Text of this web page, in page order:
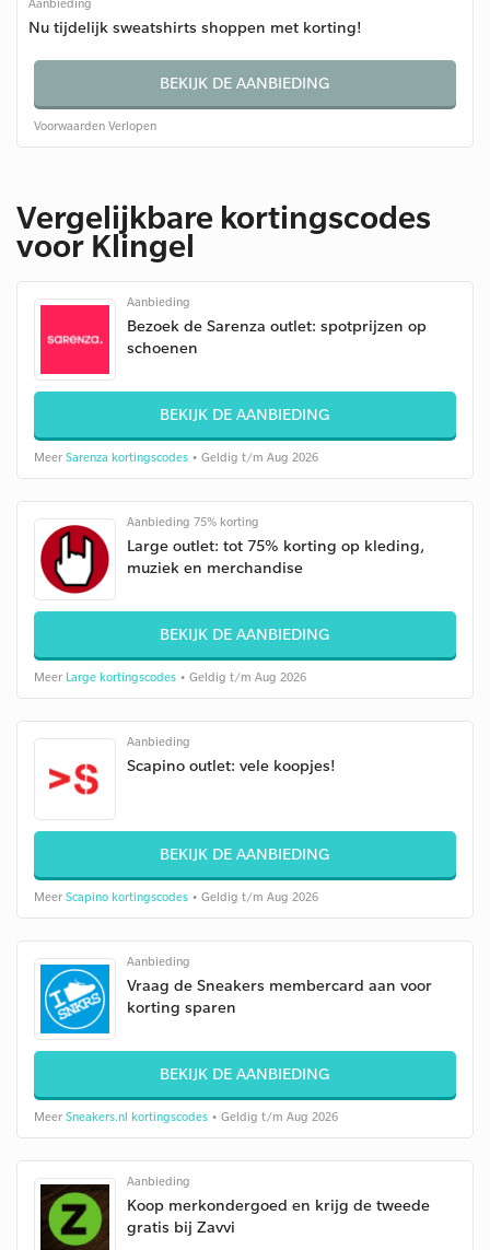
Aanbieding
Nu tijdelijk sweatshirts shoppen met korting!
BEKIJK DE AANBIEDING
Voorwaarden Verlopen
Vergelijkbare kortingscodes
voor Klingel
Aanbieding
Bezoek de Sarenza outlet: spotprijzen op
schoenen
BEKIJK DE AANBIEDING
Meer Sarenza kortingscodes • Geldig t/m Aug 2026
Aanbieding 75% korting
Large outlet: tot 75% korting op kleding,
muziek en merchandise
BEKIJK DE AANBIEDING
Meer Large kortingscodes • Geldig t/m Aug 2026
Aanbieding
Scapino outlet: vele koopjes!
BEKIJK DE AANBIEDING
Meer Scapino kortingscodes • Geldig t/m Aug 2026
Aanbieding
Vraag de Sneakers membercard aan voor
korting sparen
BEKIJK DE AANBIEDING
Meer Sneakers.nl kortingscodes • Geldig t/m Aug 2026
Aanbieding
Koop merkondergoed en krijg de tweede
gratis bij Zavvi